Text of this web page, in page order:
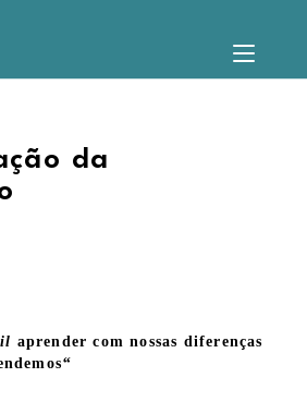
da
aprender com nossas diferenças
“